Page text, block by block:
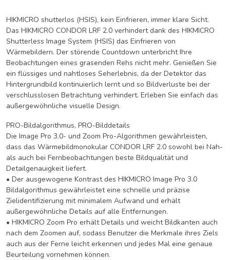
HIKMICRO shutterlos (HSIS), kein Einfrieren, immer klare Sicht.
Das HIKMICRO CONDOR LRF 2.0 verhindert dank des HIKMICRO
Shutterless Image System (HSIS) das Einfrieren von
Wärmebildern. Der störende Countdown unterbricht Ihre
Beobachtungen eines grasenden Rehs nicht mehr. Genießen Sie
ein flüssiges und nahtloses Seherlebnis, da der Detektor das
Hintergrundbild kontinuierlich lernt und so Bildverluste bei der
verschlusslosen Betrachtung verhindert. Erleben Sie einfach das
außergewöhnliche visuelle Design.
PRO-Bildalgorithmus, PRO-Bilddetails
Die Image Pro 3.0- und Zoom Pro-Algorithmen gewährleisten,
dass das Wärmebildmonokular CONDOR LRF 2.0 sowohl bei Nah-
als auch bei Fernbeobachtungen beste Bildqualität und
Detailgenauigkeit liefert.
• Der ausgewogene Kontrast des HIKMICRO Image Pro 3.0
Bildalgorithmus gewährleistet eine schnelle und präzise
Zielidentifizierung mit minimalem Aufwand und erhält
außergewöhnliche Details auf alle Entfernungen.
• HIKMICRO Zoom Pro erhält Details und weicht Bildkanten auch
nach dem Zoomen auf, sodass Benutzer die Merkmale ihres Ziels
auch aus der Ferne leicht erkennen und jedes Mal eine genaue
Beurteilung vornehmen können.